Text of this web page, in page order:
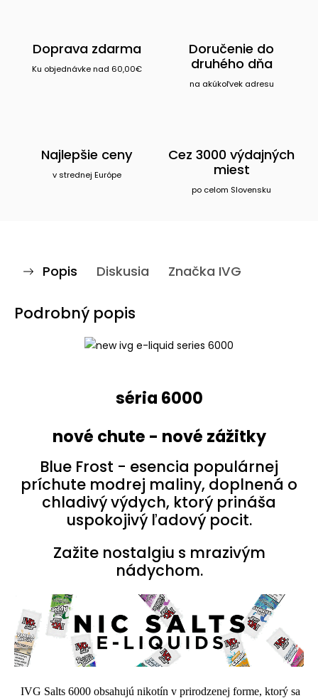
Doprava zdarma
Ku objednávke nad 60,00€
Doručenie do
druhého dňa
na akúkoľvek adresu
Najlepšie ceny
v strednej Európe
Cez 3000 výdajných
miest
po celom Slovensku
Popis Diskusia Značka IVG
Podrobný popis
séria 6000
nové chute - nové zážitky
Blue Frost - esencia populárnej
príchute modrej maliny, doplnená o
chladivý výdych, ktorý prináša
uspokojivý ľadový pocit.
Zažite nostalgiu s mrazivým
nádychom.
IVG Salts 6000 obsahujú nikotín v prirodzenej forme, ktorý sa